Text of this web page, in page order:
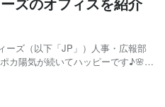
ーズ（以下「JP」）人事・広報部
カ陽気が続いてハッピーです♪🌸
です！楽しく安全に過ごしまし
のご紹介をいたします！...